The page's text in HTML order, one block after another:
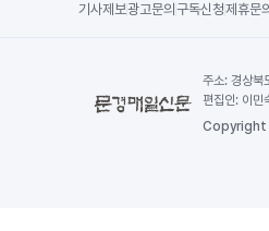
기사제보광고문의 구독신청제휴문의
주소: 경상북
편집인: 이민
Copyright